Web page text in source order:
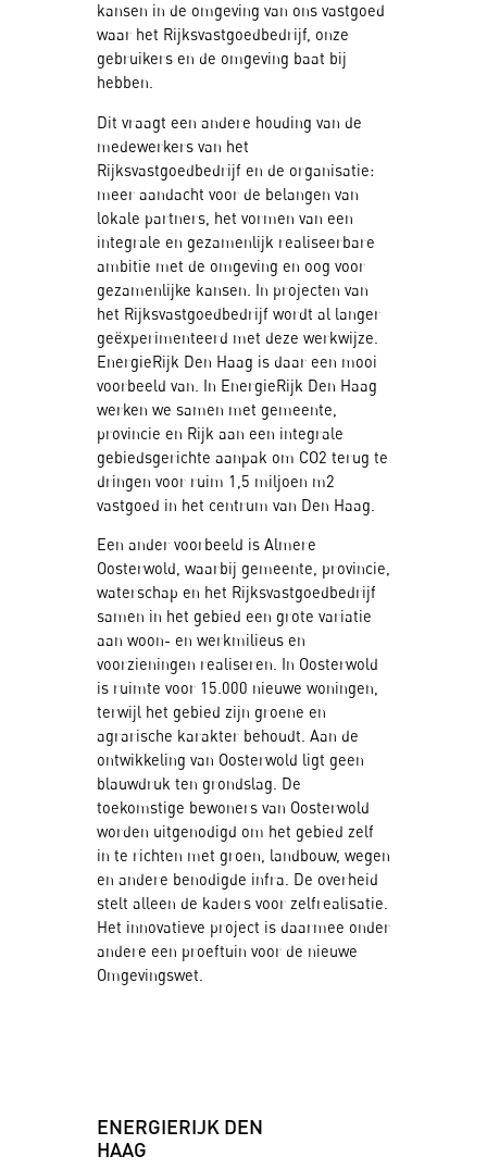
kansen in de omgeving van ons vastgoed
waar het Rijksvastgoedbedrijf, onze
gebruikers en de omgeving baat bij
hebben.
Dit vraagt een andere houding van de
medewerkers van het
Rijksvastgoedbedrijf en de organisatie:
meer aandacht voor de belangen van
lokale partners, het vormen van een
integrale en gezamenlijk realiseerbare
ambitie met de omgeving en oog voor
gezamenlijke kansen. In projecten van
het Rijksvastgoedbedrijf wordt al langer
geëxperimenteerd met deze werkwijze.
EnergieRijk Den Haag is daar een mooi
voorbeeld van. In EnergieRijk Den Haag
werken we samen met gemeente,
provincie en Rijk aan een integrale
gebiedsgerichte aanpak om CO2 terug te
dringen voor ruim 1,5 miljoen m2
vastgoed in het centrum van Den Haag.
Een ander voorbeeld is Almere
Oosterwold, waarbij gemeente, provincie,
waterschap en het Rijksvastgoedbedrijf
samen in het gebied een grote variatie
aan woon- en werkmilieus en
voorzieningen realiseren. In Oosterwold
is ruimte voor 15.000 nieuwe woningen,
terwijl het gebied zijn groene en
agrarische karakter behoudt. Aan de
ontwikkeling van Oosterwold ligt geen
blauwdruk ten grondslag. De
toekomstige bewoners van Oosterwold
worden uitgenodigd om het gebied zelf
in te richten met groen, landbouw, wegen
en andere benodigde infra. De overheid
stelt alleen de kaders voor zelfrealisatie.
Het innovatieve project is daarmee onder
andere een proeftuin voor de nieuwe
Omgevingswet.
ENERGIERIJK DEN
HAAG